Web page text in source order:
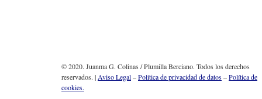
© 2020. Juanma G. Colinas / Plumilla Berciano. Todos los derechos
reservados. |Aviso Legal–Política de privacidad de datos–Política de
cookies.